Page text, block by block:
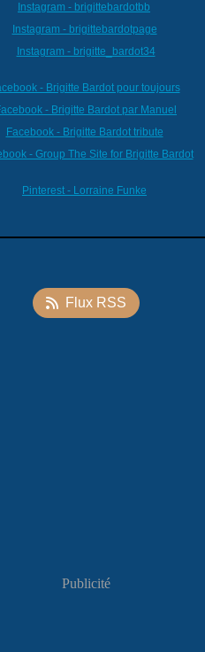
Instagram - brigittebardotbb
Instagram - brigittebardotpage
Instagram - brigitte_bardot34
- Brigitte Bardot pour toujours
- Brigitte Bardot par Manuel
Facebook - Brigitte Bardot tribute
- Group The Site for Brigitte Bardot
Pinterest - Lorraine Funke
Flux RSS
Publicité